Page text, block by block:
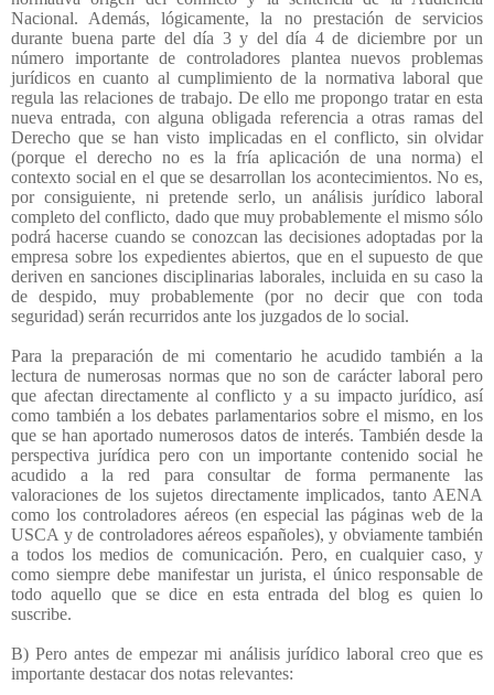
Nacional. Además, lógicamente, la no prestación de servicios
durante buena parte del día 3 y del día 4 de diciembre por un
número importante de controladores plantea nuevos problemas
jurídicos en cuanto al cumplimiento de la normativa laboral que
regula las relaciones de trabajo. De ello me propongo tratar en esta
nueva entrada, con alguna obligada referencia a otras ramas del
Derecho que se han visto implicadas en el conflicto, sin olvidar
(porque el derecho no es la fría aplicación de una norma) el
contexto social en el que se desarrollan los acontecimientos. No es,
por consiguiente, ni pretende serlo, un análisis jurídico laboral
completo del conflicto, dado que muy probablemente el mismo sólo
podrá hacerse cuando se conozcan las decisiones adoptadas por la
empresa sobre los expedientes abiertos, que en el supuesto de que
deriven en sanciones disciplinarias laborales, incluida en su caso la
de despido, muy probablemente (por no decir que con toda
seguridad) serán recurridos ante los juzgados de lo social.
Para la preparación de mi comentario he acudido también a la
lectura de numerosas normas que no son de carácter laboral pero
que afectan directamente al conflicto y a su impacto jurídico, así
como también a los debates parlamentarios sobre el mismo, en los
que se han aportado numerosos datos de interés. También desde la
perspectiva jurídica pero con un importante contenido social he
acudido a la red para consultar de forma permanente las
valoraciones de los sujetos directamente implicados, tanto AENA
como los controladores aéreos (en especial las páginas web de la
USCA y de controladores aéreos españoles), y obviamente también
a todos los medios de comunicación. Pero, en cualquier caso, y
como siempre debe manifestar un jurista, el único responsable de
todo aquello que se dice en esta entrada del blog es quien lo
suscribe.
B) Pero antes de empezar mi análisis jurídico laboral creo que es
importante destacar dos notas relevantes: